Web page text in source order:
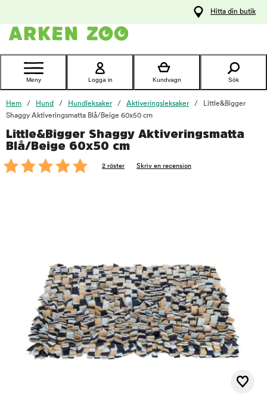
Kontakta
Hitta din butik
Meny Logga in Kundvagn Sök
Hem Hund Hundleksaker Aktiveringsleksaker
Little&Bigger
Shaggy Aktiveringsmatta Blå/Beige 60x50 cm
Little&Bigger Shaggy Aktiveringsmatta
Blå/Beige 60x50 cm
2 röster Skriv en recension
foo